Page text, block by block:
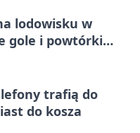
lodowisku w
gole i powtórki
trafią do
do kosza